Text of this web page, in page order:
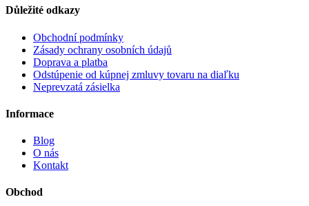
Důležité odkazy
Obchodní podmínky
Zásady ochrany osobních údajů
Doprava a platba
Odstúpenie od kúpnej zmluvy tovaru na diaľku
Neprevzatá zásielka
Informace
Blog
O nás
Kontakt
Obchod